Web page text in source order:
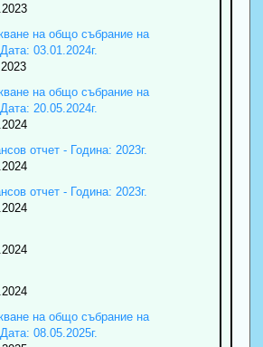
на общо събрание на
03.01.2024г.
на общо събрание на
20.05.2024г.
отчет - Година: 2023г.
отчет - Година: 2023г.
на общо събрание на
08.05.2025г.